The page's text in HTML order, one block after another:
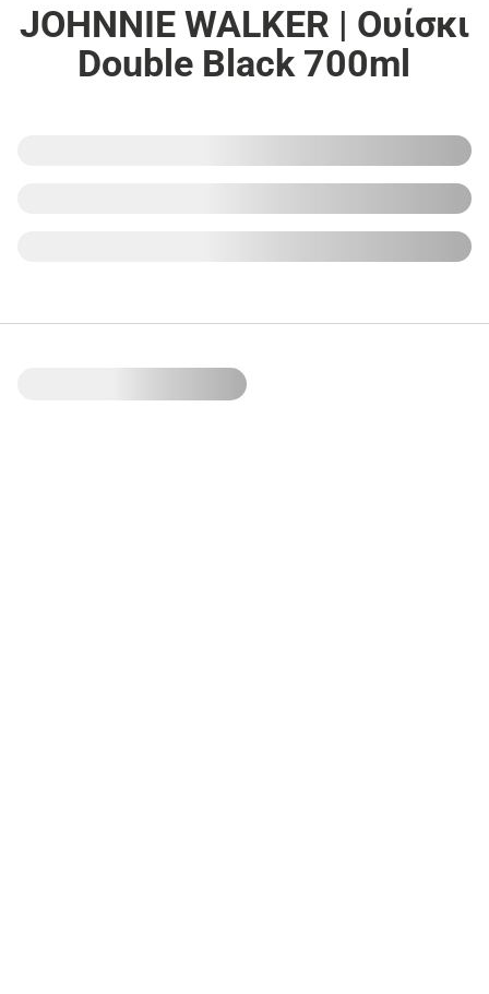
JOHNNIE WALKER | Ουίσκι
Double Black 700ml